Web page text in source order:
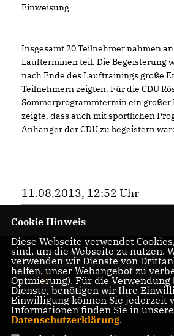
Einweisung
Insgesamt 20 Teilnehmer nahmen
Laufterminen teil. Die Begeisterung
nach Ende des Lauftrainings große
Teilnehmern zeigten. Für die CDU
Sommerprogrammtermin ein großer
zeigte, dass auch mit sportlichen
Anhänger der CDU zu begeistern
11.08.2013, 12:52 Uhr
Cookie Hinweis
Diese Webseite verwendet
sind, um die Webseite zu nutzen.
verwenden wir Dienste von
helfen, unser Webangebot zu
Optmierung). Für die
Dienste, benötigen wir Ihre
Einwilligung können Sie jederzeit
Informationen finden Sie in
Datenschutzerklärung.